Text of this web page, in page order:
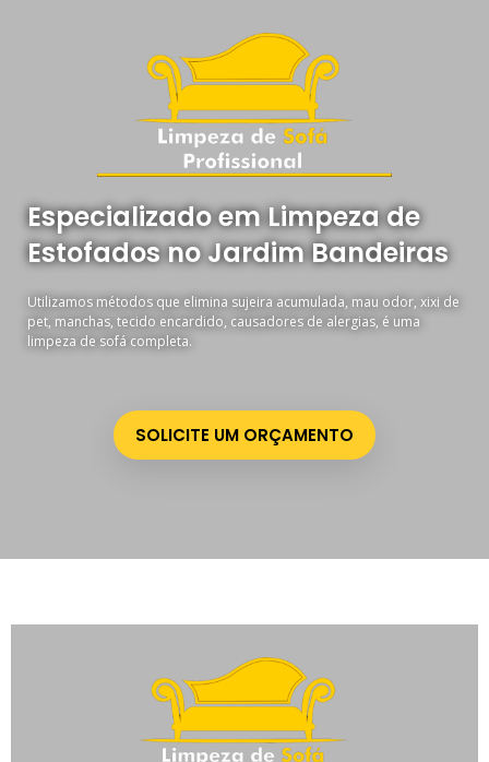
Especializado em Limpeza de
Estofados no Jardim Bandeiras
Utilizamos métodos que elimina sujeira acumulada, mau odor, xixi de
pet, manchas, tecido encardido, causadores de alergias, é uma
limpeza de sofá completa.
SOLICITE UM ORÇAMENTO